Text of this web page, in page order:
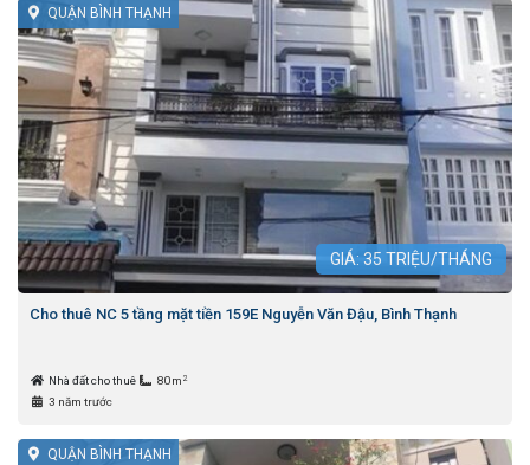
QUẬN BÌNH THẠNH
GIÁ: 35 TRIỆU/THÁNG
Cho thuê NC 5 tầng mặt tiền 159E Nguyễn Văn Đậu, Bình Thạnh
Nhà đất cho thuê 80m 2
3 năm trước
QUẬN BÌNH THẠNH